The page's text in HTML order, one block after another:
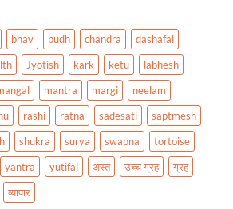
bhav budh chandra
dashafal
Jyotish kark ketu
labhesh
mantra margi
neelam
rashi ratna sadesati
saptmesh
shukra surya swapna
tortoise
yantra yutifal अस्त उच्च ग्रह
ग्रह
व्यापार